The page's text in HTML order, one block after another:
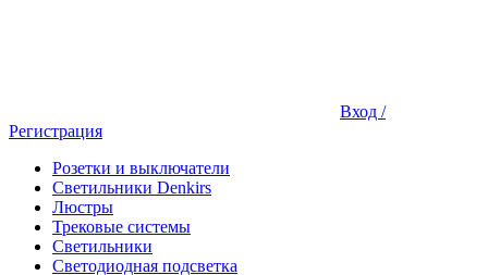
Вход /
Регистрация
Розетки и выключатели
Светильники Denkirs
Люстры
Трековые системы
Светильники
Светодиодная подсветка